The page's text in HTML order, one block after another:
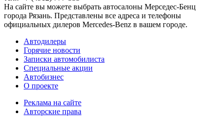
На сайте вы можете выбрать автосалоны Мерседес-Бенц
города Рязань. Представлены все адреса и телефоны
официальных дилеров Mercedes-Benz в вашем городе.
Автодилеры
Горячие новости
Записки автомобилиста
Специальные акции
Автобизнес
О проекте
Реклама на сайте
Авторские права